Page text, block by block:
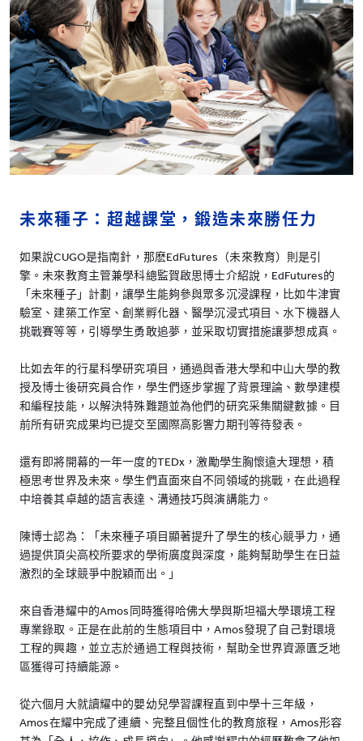
未來種子：超越課堂，鍛造未來勝任力
如果說CUGO是指南針，那麽EdFutures（未來教育）則是引
擎。未來教育主管兼學科總監賀啟思博士介紹說，EdFutures的
「未來種子」計劃，讓學生能夠參與眾多沉浸課程，比如牛津實
驗室、建築工作室、創業孵化器、醫學沉浸式項目、水下機器人
挑戰賽等等，引導學生勇敢追夢，並采取切實措施讓夢想成真。
比如去年的行星科學研究項目，通過與香港大學和中山大學的教
授及博士後研究員合作，學生們逐步掌握了背景理論、數學建模
和編程技能，以解決特殊難題並為他們的研究采集關鍵數據。目
前所有研究成果均已提交至國際高影響力期刊等待發表。
還有即將開幕的一年一度的TEDx，激勵學生胸懷遠大理想，積
極思考世界及未來。學生們直面來自不同領域的挑戰，在此過程
中培養其卓越的語言表達、溝通技巧與演講能力。
陳博士認為：「未來種子項目顯著提升了學生的核心競爭力，通
過提供頂尖高校所要求的學術廣度與深度，能夠幫助學生在日益
激烈的全球競爭中脫穎而出。」
來自香港耀中的Amos同時獲得哈佛大學與斯坦福大學環境工程
專業錄取。正是在此前的生態項目中，Amos發現了自己對環境
工程的興趣，並立志於通過工程與技術，幫助全世界資源匱乏地
區獲得可持續能源。
從六個月大就讀耀中的嬰幼兒學習課程直到中學十三年級，
Amos在耀中完成了連續、完整且個性化的教育旅程，Amos形容